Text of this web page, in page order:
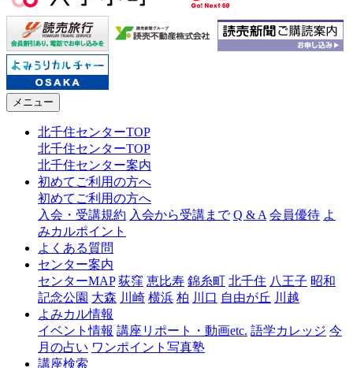
メニュー
北千住センターTOP
北千住センターTOP
北千住センター案内
初めてご利用の方へ
初めてご利用の方へ
入会・受講規約 入会から受講まで Q & A 会員優待 よ
みカルポイント
よくある質問
センター案内
センターMAP 荻窪 恵比寿 錦糸町 北千住 八王子 昭和
記念公園 大森 川崎 横浜 柏 川口 自由が丘 川越
よみカル情報
イベント情報 講座リポート・動画etc. 語学カレッジ 今
月の占い ワンポイント写真塾
講座検索